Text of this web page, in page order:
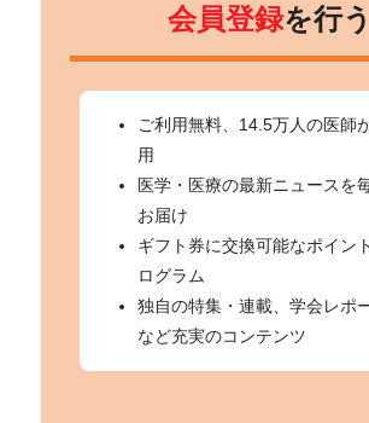
会員登録を行う
ご利用無料、14.5万人の医師
用
医学・医療の最新ニュースを
お届け
ギフト券に交換可能なポイン
ログラム
独自の特集・連載、学会レポ
など充実のコンテンツ